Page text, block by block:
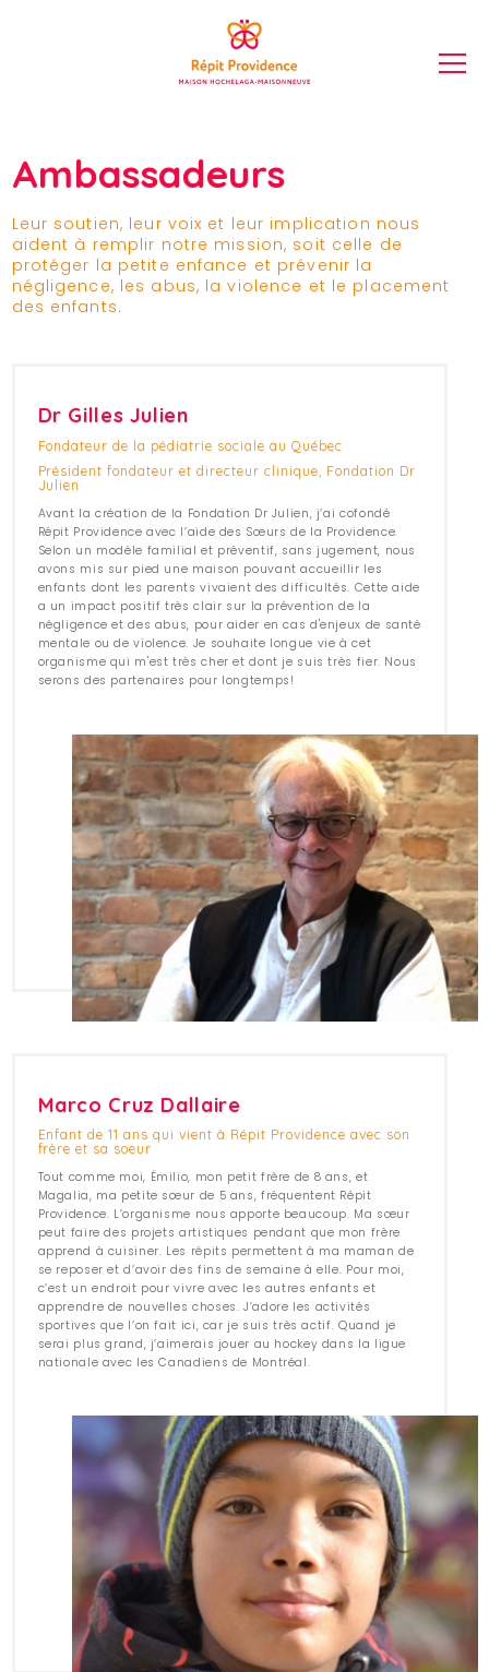
Ambassadeurs
Leur soutien, leur voix et leur implication nous
aident à remplir notre mission, soit celle de
protéger la petite enfance et prévenir la
négligence, les abus, la violence et le placement
des enfants.
Dr Gilles Julien
Fondateur de la pédiatrie sociale au Québec
Président fondateur et directeur clinique, Fondation Dr
Julien
Avant la création de la Fondation Dr Julien, j’ai cofondé
Répit Providence avec l’aide des Sœurs de la Providence.
Selon un modèle familial et préventif, sans jugement, nous
avons mis sur pied une maison pouvant accueillir les
enfants dont les parents vivaient des difficultés. Cette aide
a un impact positif très clair sur la prévention de la
négligence et des abus, pour aider en cas d'enjeux de santé
mentale ou de violence. Je souhaite longue vie à cet
organisme qui m'est très cher et dont je suis très fier. Nous
serons des partenaires pour longtemps!
Marco Cruz Dallaire
Enfant de 11 ans qui vient à Répit Providence avec son
frère et sa soeur
Tout comme moi, Émilio, mon petit frère de 8 ans, et
Magalia, ma petite sœur de 5 ans, fréquentent Répit
Providence. L’organisme nous apporte beaucoup. Ma sœur
peut faire des projets artistiques pendant que mon frère
apprend à cuisiner. Les répits permettent à ma maman de
se reposer et d’avoir des fins de semaine à elle. Pour moi,
c’est un endroit pour vivre avec les autres enfants et
apprendre de nouvelles choses. J’adore les activités
sportives que l’on fait ici, car je suis très actif. Quand je
serai plus grand, j’aimerais jouer au hockey dans la ligue
nationale avec les Canadiens de Montréal.